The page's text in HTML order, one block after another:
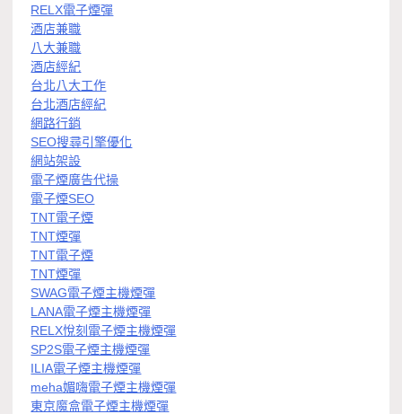
RELX電子煙彈
酒店兼職
八大兼職
酒店經紀
台北八大工作
台北酒店經紀
網路行銷
SEO搜尋引擎優化
網站架設
電子煙廣告代操
電子煙SEO
TNT電子煙
TNT煙彈
TNT電子煙
TNT煙彈
SWAG電子煙主機煙彈
LANA電子煙主機煙彈
RELX悅刻電子煙主機煙彈
SP2S電子煙主機煙彈
ILIA電子煙主機煙彈
meha媚嗨電子煙主機煙彈
東京魔盒電子煙主機煙彈